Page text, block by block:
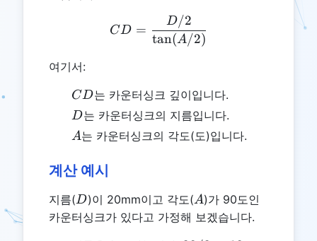
CD = \frac{D/
CD =
tan(A/2)
D/2
여기서:
CD
CD는 카운터싱크 깊이입니다.
D
D는 카운터싱크의 지름입니다.
A
A는 카운터싱크의 각도(도)입니다.
계산 예시
지름(D
D)이 20mm이고 각도(A
A)가 90도인
카운터싱크가 있다고 가정해 보겠습니다.